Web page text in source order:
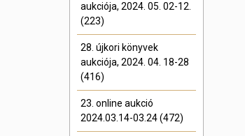
aukciója, 2024. 05. 02-12.
(223)
28. újkori könyvek
aukciója, 2024. 04. 18-28
(416)
23. online aukció
2024.03.14-03.24 (472)